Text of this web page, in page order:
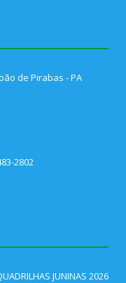
de Pirabas - PA
2802
JUNINAS 2026